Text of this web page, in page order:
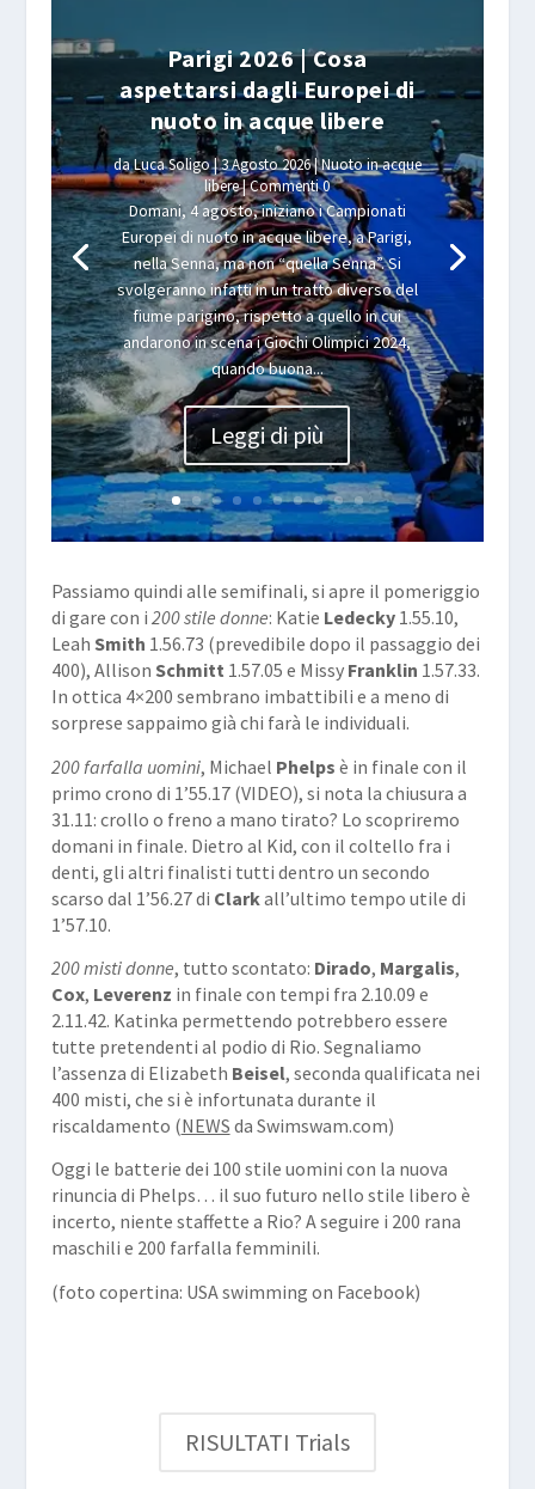
Parigi 2026 | Cosa
aspettarsi dagli Europei di
nuoto in acque libere
daLuca Soligo|3 Agosto 2026|Nuoto in acque
libere| Commenti 0
Domani, 4 agosto, iniziano i Campionati
Europei di nuoto in acque libere, a Parigi,
nella Senna, ma non “quella Senna”. Si
svolgeranno infatti in un tratto diverso del
fiume parigino, rispetto a quello in cui
andarono in scena i Giochi Olimpici 2024,
quando buona...
Leggi di più
Passiamo quindi alle semifinali, si apre il pomeriggio
di gare con i 200 stile donne: Katie Ledecky1.55.10,
Leah Smith 1.56.73 (prevedibile dopo il passaggio dei
400), Allison Schmitt 1.57.05 e Missy Franklin 1.57.33.
In ottica 4×200 sembrano imbattibili e a meno di
sorprese sappaimo già chi farà le individuali.
200 farfalla uomini, Michael Phelps è in finale con il
primo crono di 1’55.17 (VIDEO), si nota la chiusura a
31.11: crollo o freno a mano tirato? Lo scopriremo
domani in finale. Dietro al Kid, con il coltello fra i
denti, gli altri finalisti tutti dentro un secondo
scarso dal 1’56.27 di Clarkall’ultimo tempo utile di
1’57.10.
200 misti donne, tutto scontato: Dirado, Margalis,
Cox, Leverenz in finale con tempi fra 2.10.09 e
2.11.42. Katinka permettendo potrebbero essere
tutte pretendenti al podio di Rio. Segnaliamo
l’assenza di Elizabeth Beisel, seconda qualificata nei
400 misti, che si è infortunata durante il
riscaldamento (NEWS da Swimswam.com)
Oggi le batterie dei 100 stile uomini con la nuova
rinuncia di Phelps… il suo futuro nello stile libero è
incerto, niente staffette a Rio? A seguire i 200 rana
maschili e 200 farfalla femminili.
(foto copertina: USA swimming on Facebook)
RISULTATI Trials